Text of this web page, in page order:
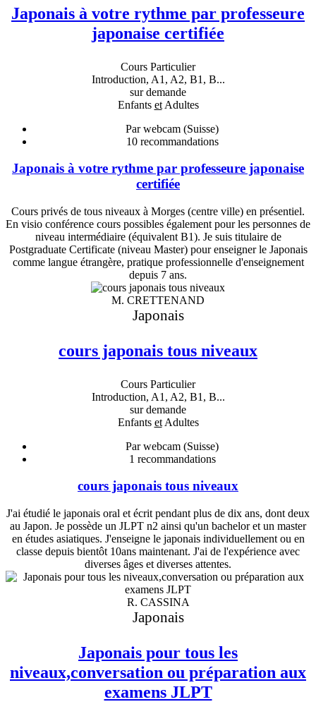
Japonais à votre rythme par professeure
japonaise certifiée
Cours Particulier
Introduction, A1, A2, B1, B...
sur demande
Enfants etAdultes
Par webcam (Suisse)
10recommandations
Japonais à votre rythme par professeure japonaise
certifiée
Cours privés de tous niveaux à Morges (centre ville) en présentiel.
En visio conférence cours possibles également pour les personnes de
niveau intermédiaire (équivalent B1). Je suis titulaire de
Postgraduate Certificate (niveau Master) pour enseigner le Japonais
comme langue étrangère, pratique professionnelle d'enseignement
depuis 7 ans.
M. CRETTENAND
Japonais
cours japonais tous niveaux
Cours Particulier
Introduction, A1, A2, B1, B...
sur demande
Enfants etAdultes
Par webcam (Suisse)
1 recommandations
cours japonais tous niveaux
J'ai étudié le japonais oral et écrit pendant plus de dix ans, dont deux
au Japon. Je possède un JLPT n2 ainsi qu'un bachelor et un master
en études asiatiques. J'enseigne le japonais individuellement ou en
classe depuis bientôt 10ans maintenant. J'ai de l'expérience avec
diverses âges et diverses attentes.
R. CASSINA
Japonais
Japonais pour tous les
niveaux,conversation ou préparation aux
examens JLPT